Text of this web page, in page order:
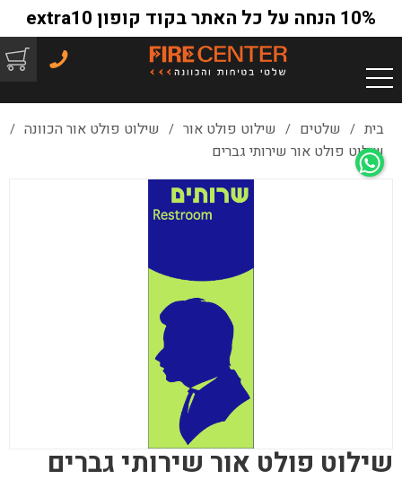
10% הנחה על כל האתר בקוד קופון extra10
בית / שלטים / שילוט פולט אור / שילוט פולט אור הכוונה /
שילוט פולט אור שירותי גברים
שילוט פולט אור שירותי גברים